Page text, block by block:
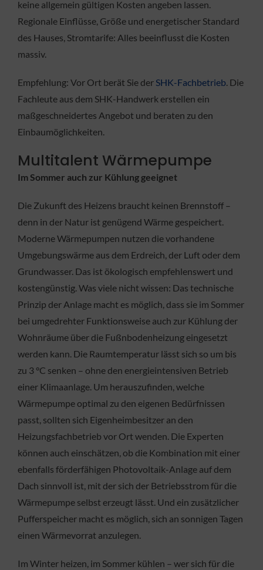
keine allgemein gültigen Kosten angeben lassen.
Regionale Einflüsse, Größe und energetischer Standard
des Hauses, Stromtarife: Alles beeinflusst die Kosten
massiv.
Empfehlung: Vor Ort berät Sie derSHK-Fachbetrieb. Die
Fachleute aus dem SHK-Handwerk erstellen ein
maßgeschneidertes Angebot und beraten zu den
Einbaumöglichkeiten.
Multitalent Wärmepumpe
Im Sommer auch zur Kühlung geeignet
Die Zukunft des Heizens braucht keinen Brennstoff –
denn in der Natur ist genügend Wärme gespeichert.
Moderne Wärmepumpen nutzen die vorhandene
Umgebungswärme aus dem Erdreich, der Luft oder dem
Grundwasser. Das ist ökologisch empfehlenswert und
kostengünstig. Was viele nicht wissen: Das technische
Prinzip der Anlage macht es möglich, dass sie im Sommer
bei umgedrehter Funktionsweise auch zur Kühlung der
Wohnräume über die Fußnbodenheizung eingesetzt
werden kann. Die Raumtemperatur lässt sich so um bis
zu 3 °C senken – ohne den energieintensiven Betrieb
einer Klimaanlage. Um herauszufinden, welche
Wärmepumpe optimal zu den eigenen Bedürfnissen
passt, sollten sich Eigenheimbesitzer an den
Heizungsfachbetrieb vor Ort wenden. Die Experten
können auch einschätzen, ob die Kombination mit einer
ebenfalls förderfähigen Photovoltaik-Anlage auf dem
Dach sinnvoll ist, mit der sich der Betriebsstrom für die
Wärmepumpe selbst erzeugt lässt. Und ein zusätzlicher
Pufferspeicher macht es möglich, sich an sonnigen Tagen
einen Wärmevorrat anzulegen.
Im Winter heizen, im Sommer kühlen – wer sich für die